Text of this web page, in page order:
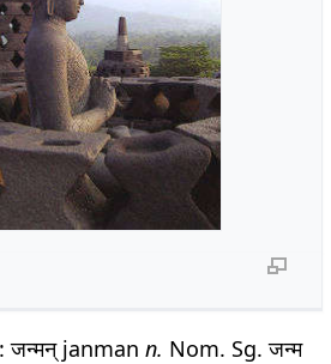
: जन्मन् janmann. Nom. Sg. जन्म